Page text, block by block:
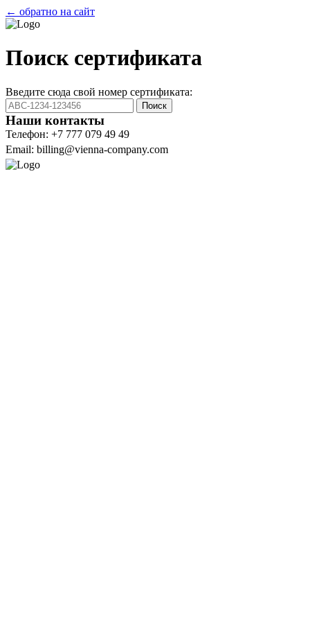
← обратно на сайт
Поиск сертификата
Введите сюда свой номер сертификата:
Поиск
Наши контакты
Телефон: +7 777 079 49 49
Email: billing@vienna-company.com